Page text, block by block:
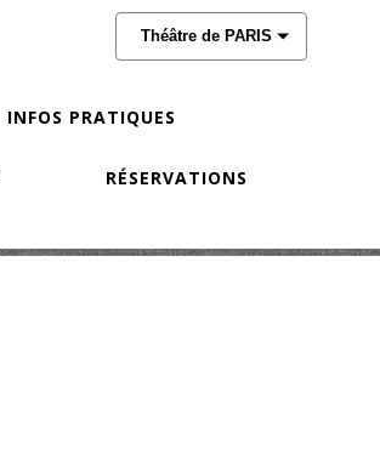
Théâtre de PARIS
INFOS PRATIQUES
RÉSERVATIONS